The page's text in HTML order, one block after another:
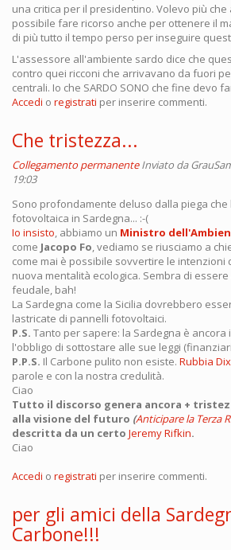
una critica per il presidentino. Volevo più
possibile fare ricorso anche per ottenere il
di più tutto il tempo perso per inseguire
L'assessore all'ambiente sardo dice che
contro quei ricconi che arrivavano da fuori
centrali. Io che SARDO SONO che fine devo
Accedi o registrati per inserire commenti.
Che tristezza...
Collegamento permanente Inviato da
19:03
Sono profondamente deluso dalla piega
fotovoltaica in Sardegna... :-(
Io insisto , abbiamo un Ministro
come Jacopo Fo , vediamo se riusciamo a
come mai è possibile sovvertire le intenzioni
nuova mentalità ecologica. Sembra di
feudale, bah!
La Sardegna come la Sicilia dovrebbero
lastricate di pannelli fotovoltaici.
P.S. Tanto per sapere: la Sardegna è ancora
l'obbligo di sottostare alle sue leggi
P.P.S. Il Carbone pulito non esiste. Rubbia
parole e con la nostra credulità.
Ciao
Tutto il discorso genera ancora +
alla visione del futuro (Anticipare la Terza
descritta da un certo Jeremy Rifkin.
Ciao
Accedi o registrati per inserire commenti.
per gli amici della
Carbone!!!